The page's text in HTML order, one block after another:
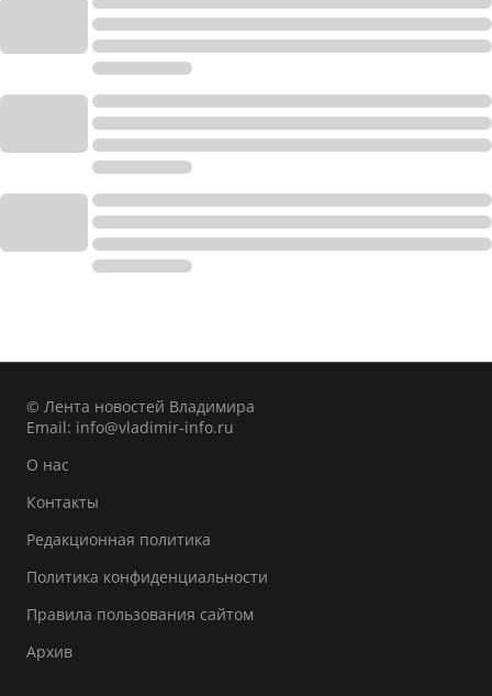
© Лента новостей Владимира
Email: info@vladimir-info.ru
О нас
Контакты
Редакционная политика
Политика конфиденциальности
Правила пользования сайтом
Архив